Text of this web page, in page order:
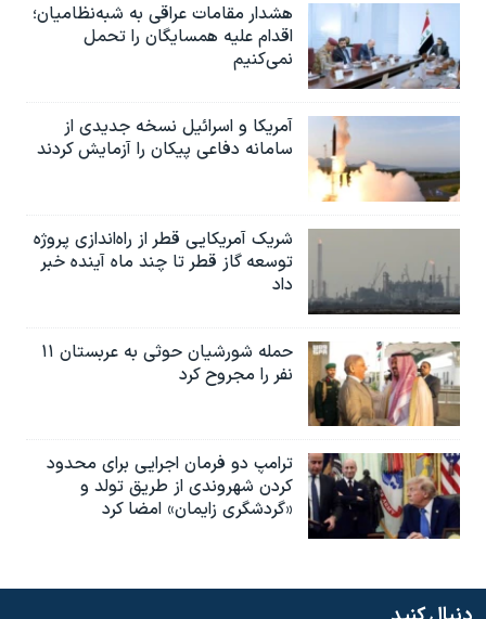
هشدار مقامات عراقی به شبه‌نظامیان؛
اقدام علیه همسایگان را تحمل
نمی‌کنیم
آمریکا و اسرائیل نسخه جدیدی از
سامانه دفاعی پیکان را آزمایش کردند
شریک آمریکایی قطر از راه‌اندازی پروژه
توسعه گاز قطر تا چند ماه آینده خبر
داد
حمله شورشیان حوثی به عربستان ۱۱
نفر را مجروح کرد
ترامپ دو فرمان اجرایی برای محدود
کردن شهروندی از طریق تولد و
«گردشگری زایمان» امضا کرد